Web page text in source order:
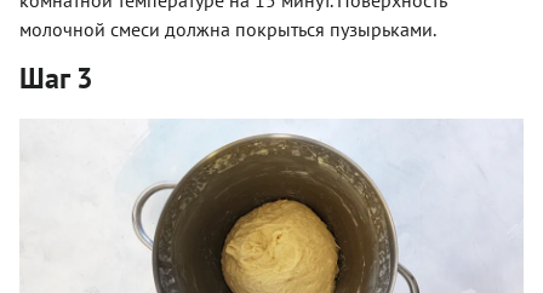
молочной смеси должна покрыться пузырьками.
Шаг 3